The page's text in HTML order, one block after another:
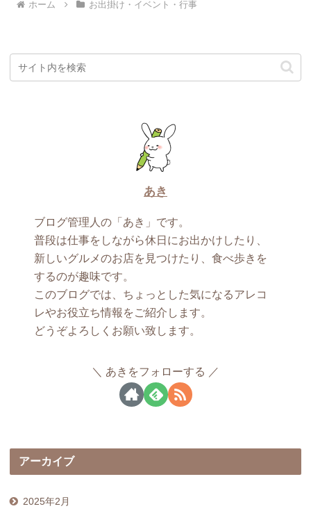
ホーム お出掛け・イベント・行事
あき
ブログ管理人の「あき」です。
普段は仕事をしながら休日にお出かけしたり、
新しいグルメのお店を見つけたり、食べ歩きを
するのが趣味です。
このブログでは、ちょっとした気になるアレコ
レやお役立ち情報をご紹介します。
どうぞよろしくお願い致します。
あきをフォローする
アーカイブ
2025年2月